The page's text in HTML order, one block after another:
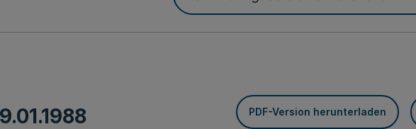
Verkündungsbereich durchsuchen
PDF-Version herunterladen